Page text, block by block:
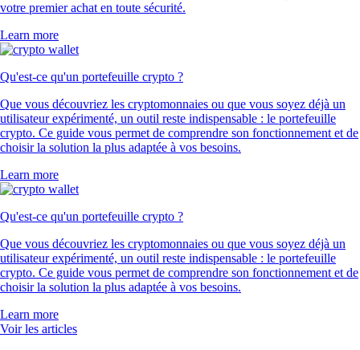
votre premier achat en toute sécurité.
Learn more
Qu'est-ce qu'un portefeuille crypto ?
Que vous découvriez les cryptomonnaies ou que vous soyez déjà un
utilisateur expérimenté, un outil reste indispensable : le portefeuille
crypto. Ce guide vous permet de comprendre son fonctionnement et de
choisir la solution la plus adaptée à vos besoins.
Learn more
Qu'est-ce qu'un portefeuille crypto ?
Que vous découvriez les cryptomonnaies ou que vous soyez déjà un
utilisateur expérimenté, un outil reste indispensable : le portefeuille
crypto. Ce guide vous permet de comprendre son fonctionnement et de
choisir la solution la plus adaptée à vos besoins.
Learn more
Voir les articles